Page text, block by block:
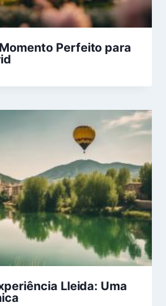
Perfeito para
Lleida: Uma